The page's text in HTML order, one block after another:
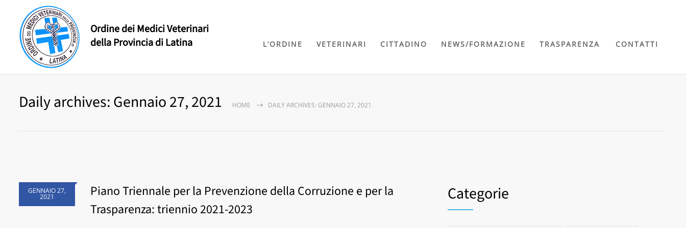
Ordine dei Medici Veterinari
della Provincia di Latina
L’ORDINE VETERINARI CITTADINO NEWS/FORMAZIONE TRASPARENZA CONTATTI
Daily archives: Gennaio 27, 2021 HOME DAILY ARCHIVES: GENNAIO 27, 2021
GENNAIO 27,
2021
Piano Triennale per la Prevenzione della Corruzione e per la
Trasparenza: triennio 2021-2023
Categorie